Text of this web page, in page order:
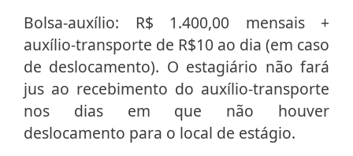
Bolsa-auxílio: R$ 1.400,00 mensais +
auxílio-transporte de R$10 ao dia (em caso
de deslocamento). O estagiário não fará
jus ao recebimento do auxílio-transporte
nos dias em que não houver
deslocamento para o local de estágio.